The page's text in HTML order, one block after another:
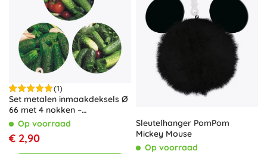
(1)
Set metalen inmaakdeksels Ø
66 met 4 nokken –
komkommermotief (10 stuks)
Op voorraad
€ 2,90
Sleutelhanger PomPom
Mickey Mouse
Op voorraad